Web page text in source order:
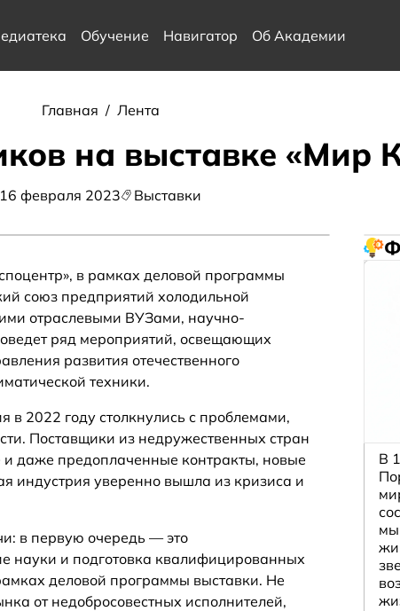
Обучение Навигатор Об Академии
Главная / Лента
на выставке «Мир
16 февраля 2023 Выставки
в рамках деловой программы
союз предприятий холодильной
отраслевыми ВУЗами, научно-
ряд мероприятий, освещающих
развития отечественного
техники.
в 2022 году столкнулись с проблемами,
Поставщики из недружественных стран
даже предоплаченные контракты, новые
индустрия уверенно вышла из кризиса и
в первую очередь — это
науки и подготовка квалифицированных
деловой программы выставки. Не
от недобросовестных исполнителей,
В